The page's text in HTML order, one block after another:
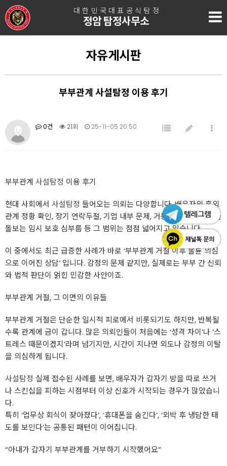
대한민국대표공식탐정
정암 탐정사무소
자유게시판
부부관계 사설탐정 이용 후기
0건 21회 25-11-05 20:50
부부관계 사설탐정 이용 후기
현대 사회에서 사설탐정 들어오는 의뢰는 다양합니다. 배우자의 혼외
관계 정황 확인, 장기 연락두절, 기업 내부 문제, 거동이 불편한 노인을
돌보는 임시 보호 심부름 등 그 범위는 점점 넓어지고 있습니다.
이 중에서도 최근 급증한 사례가 바로 ‘부부관계 거절 이후 불륜 의심
으로 이어진 상담’ 입니다. 감정의 문제 같지만, 실제로는 부부 간 신뢰
와 법적 판단이 얽힌 민감한 사안이죠.
부부관계 거절, 그 이면의 이유들
부부관계 거절은 단순한 일시적 피로에서 비롯되기도 하지만, 반복될
수록 관계에 금이 갑니다. 많은 의뢰인들이 처음에는 ‘성격 차이’나 ‘스
트레스 때문이겠지’라며 넘기지만, 시간이 지나면 외도나 감정의 이탈
을 의심하게 됩니다.
사설탐정 실제 접수된 사례를 보면, 배우자가 갑자기 방을 따로 쓰거
나 스킨십을 피하는 시점부터 이상 신호가 시작되는 경우가 많았습니
다.
특히 ‘업무상 회식이 잦아졌다’, ‘휴대폰을 숨긴다’, ‘외박 후 냉담한 태
도를 보인다’는 공통된 패턴이 이어집니다.
“아내가 갑자기 부부관계를 거부하기 시작했어요”